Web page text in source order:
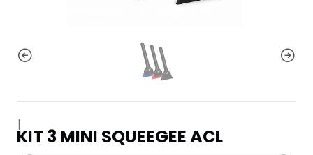
|
KIT 3 MINI SQUEEGEE ACL